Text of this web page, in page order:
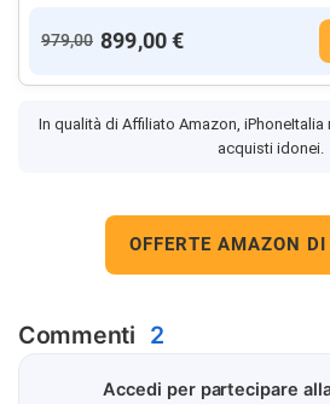
979,00 899,00 €
In qualità di Affiliato Amazon,
acquisti idonei.
OFFERTE AMAZON DI
Commenti 2
Accedi per partecipare